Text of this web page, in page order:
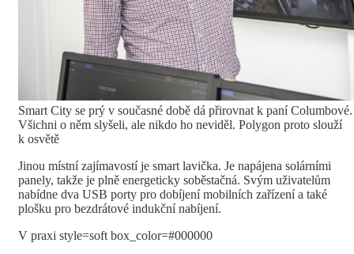
Smart City se prý v současné době dá přirovnat k paní Columbové.
Všichni o něm slyšeli, ale nikdo ho neviděl. Polygon proto slouží
k osvětě
Jinou místní zajímavostí je smart lavička. Je napájena solárními
panely, takže je plně energeticky soběstačná. Svým uživatelům
nabídne dva USB porty pro dobíjení mobilních zařízení a také
plošku pro bezdrátové indukční nabíjení.
V praxi style=soft box_color=#000000